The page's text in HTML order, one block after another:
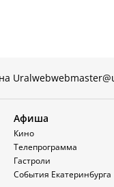
Uralweb
Афиша
Кино
Телепрограмма
Гастроли
События Екатеринбурга